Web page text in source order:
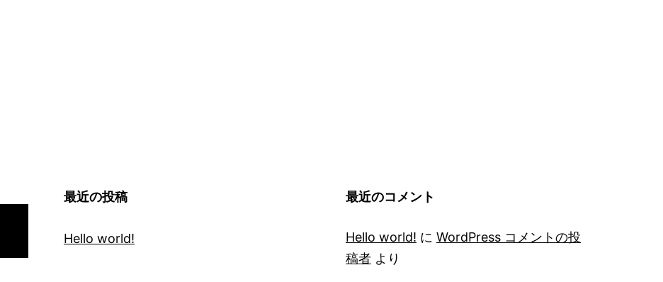
最近の投稿
Hello world!
最近のコメント
Hello world! に WordPress コメントの投
稿者 より